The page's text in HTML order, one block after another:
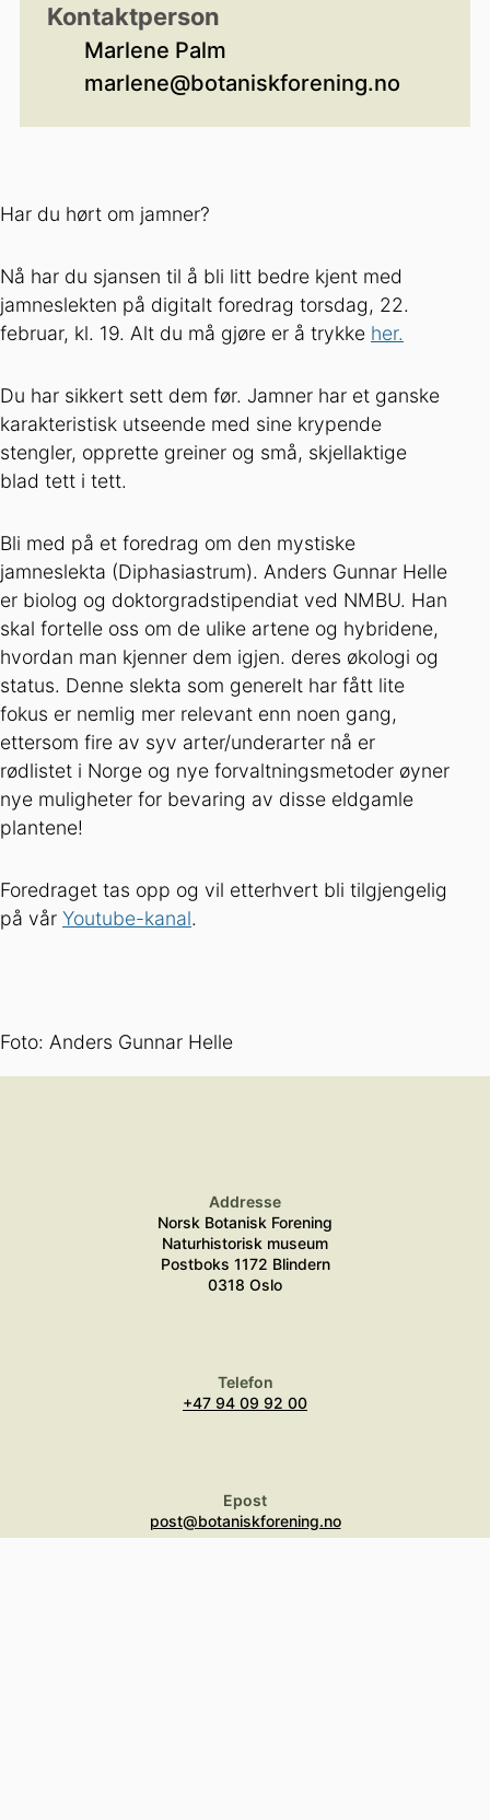
Kontaktperson
Marlene Palm
marlene@botaniskforening.no
Har du hørt om jamner?
Nå har du sjansen til å bli litt bedre kjent med
jamneslekten på digitalt foredrag torsdag, 22.
februar, kl. 19. Alt du må gjøre er å trykke her.
Du har sikkert sett dem før. Jamner har et ganske
karakteristisk utseende med sine krypende
stengler, opprette greiner og små, skjellaktige
blad tett i tett.
Bli med på et foredrag om den mystiske
jamneslekta (Diphasiastrum). Anders Gunnar Helle
er biolog og doktorgradstipendiat ved NMBU. Han
skal fortelle oss om de ulike artene og hybridene,
hvordan man kjenner dem igjen. deres økologi og
status. Denne slekta som generelt har fått lite
fokus er nemlig mer relevant enn noen gang,
ettersom fire av syv arter/underarter nå er
rødlistet i Norge og nye forvaltningsmetoder øyner
nye muligheter for bevaring av disse eldgamle
plantene!
Foredraget tas opp og vil etterhvert bli tilgjengelig
på vår Youtube-kanal.
Foto: Anders Gunnar Helle
Addresse
Norsk Botanisk Forening
Naturhistorisk museum
Postboks 1172 Blindern
0318 Oslo
Telefon
+47 94 09 92 00
Epost
post@botaniskforening.no